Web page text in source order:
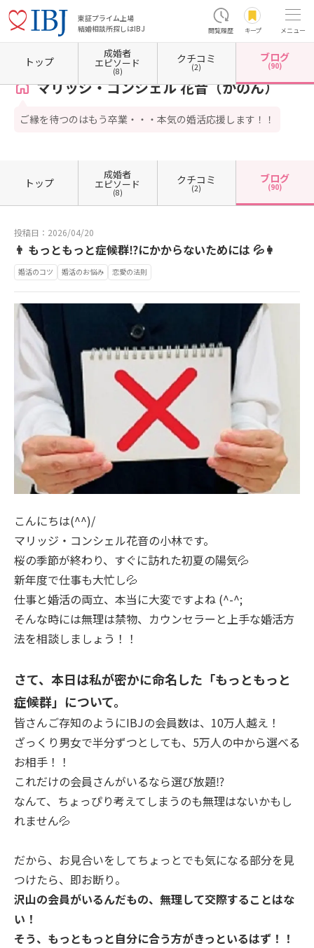
東証プライム上場
結婚相談所探しはIBJ
閲覧履歴 キープ メニュー
ホーム 埼玉県の結婚相談所 埼玉県川越市 マリッジ・コンシェル 花音（かのん）
マリッジ・コンシェル 花音（かのん）
ご縁を待つのはもう卒業・・・本気の婚活応援します！！
トップ
成婚者
エピソード
(8)
クチコミ
(2)
ブログ
(90)
トップ
成婚者
エピソード
(8)
クチコミ
(2)
ブログ
(90)
投稿日：2026/04/20
👨 もっともっと症候群⁉にかからないためには 💦👩
婚活のコツ 婚活のお悩み 恋愛の法則
こんにちは(^^)/
マリッジ・コンシェル花音の小林です。
桜の季節が終わり、すぐに訪れた初夏の陽気💦
新年度で仕事も大忙し💦
仕事と婚活の両立、本当に大変ですよね (^-^;
そんな時には無理は禁物、カウンセラーと上手な婚活方
法を相談しましょう！！
さて、本日は私が密かに命名した「もっともっと
症候群」について。
皆さんご存知のようにIBJの会員数は、10万人越え！
ざっくり男女で半分ずつとしても、5万人の中から選べる
お相手！！
これだけの会員さんがいるなら選び放題⁉
なんて、ちょっぴり考えてしまうのも無理はないかもし
れません💦
だから、お見合いをしてちょっとでも気になる部分を見
つけたら、即お断り。
沢山の会員がいるんだもの、無理して交際することはな
い！
そう、もっともっと自分に合う方がきっといるはず！！